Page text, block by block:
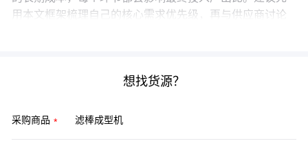
用本文框架梳理自己的核心需求优先级，再与供应商讨论
想找货源？
采购商品